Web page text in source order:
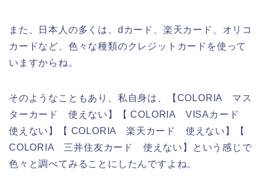
また、日本人の多くは、dカード、楽天カード、オリコ
カードなど、色々な種類のクレジットカードを使って
いますからね。
そのようなこともあり、私自身は、【COLORIA マス
ターカード 使えない】【 COLORIA VISAカード
使えない】【 COLORIA 楽天カード 使えない】【
COLORIA 三井住友カード 使えない】という感じで
色々と調べてみることにしたんですよね。